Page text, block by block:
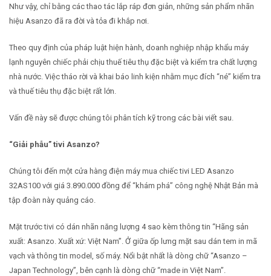
Như vậy, chỉ bằng các thao tác lắp ráp đơn giản, những sản phẩm nhãn
hiệu Asanzo đã ra đời và tỏa đi khắp nơi.
Theo quy định của pháp luật hiện hành, doanh nghiệp nhập khẩu máy
lạnh nguyên chiếc phải chịu thuế tiêu thụ đặc biệt và kiểm tra chất lượng
nhà nước. Việc tháo rời và khai báo linh kiện nhằm mục đích “né” kiểm tra
và thuế tiêu thụ đặc biệt rất lớn.
Vấn đề này sẽ được chúng tôi phân tích kỹ trong các bài viết sau.
“Giải phẫu” tivi Asanzo?
Chúng tôi đến một cửa hàng điện máy mua chiếc tivi LED Asanzo
32AS100 với giá 3.890.000 đồng để “khám phá” công nghệ Nhật Bản mà
tập đoàn này quảng cáo.
Mặt trước tivi có dán nhãn năng lượng 4 sao kèm thông tin “Hãng sản
xuất: Asanzo. Xuất xứ: Việt Nam”. Ở giữa ốp lưng mặt sau dán tem in mã
vạch và thông tin model, số máy. Nổi bật nhất là dòng chữ “Asanzo –
Japan Technology”, bên cạnh là dòng chữ “made in Việt Nam”.